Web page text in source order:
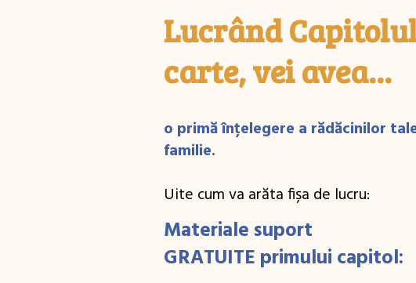
Lucrând
carte, vei avea...
o primă înțelegere a rădăcinilor
familie.
Uite cum va arăta fișa de lucru:
Materiale suport
GRATUITE primului capitol: